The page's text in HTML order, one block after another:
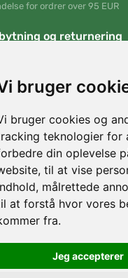
bruger
bruger cookies og
teknologier for
din oplevelse
til at vise
målrettede
at forstå hvor vores
fra.
Jeg accepterer
for ordrer over 95 EUR
og returnering
eller bytte din ordre når
planter vi et træ! Læs mere